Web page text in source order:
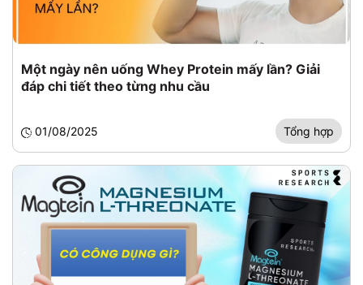
Một ngày nên uống Whey Protein mấy lần? Giải
đáp chi tiết theo từng nhu cầu
01/08/2025 Tổng hợp